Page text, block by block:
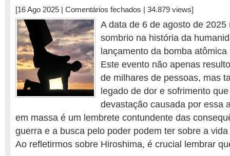
[16 Ago 2025 | Comentários fechados em
do
Passado:
A
luta
Dignidade
Humana
| 34.879 views]
A data de 6 de agosto de
sombrio na história da
lançamento da bomba
Este evento não apenas
de milhares de pessoas, mas
legado de dor e sofrimento
devastação causada por essa
em massa é um lembrete contundente das
guerra e a busca pelo poder podem ter sobre a
Ao refletirmos sobre Hiroshima, é crucial lembrar